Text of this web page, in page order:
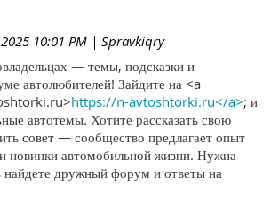
10:01 PM | Spravkiqry
— темы, подсказки и
автолюбителей! Зайдите на <a
https://n-avtoshtorki.ru</a>; и
автотемы. Хотите рассказать свою
совет — сообщество предлагает опыт
новинки автомобильной жизни. Нужна
дружный форум и ответы на